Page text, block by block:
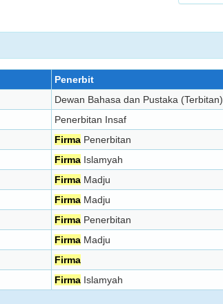
Penerbit
Dewan Bahasa dan Pustaka (Terbitan)
Penerbitan Insaf
Firma Penerbitan
Firma Islamyah
Firma Madju
Firma Madju
Firma Penerbitan
Firma Madju
Firma
Firma Islamyah